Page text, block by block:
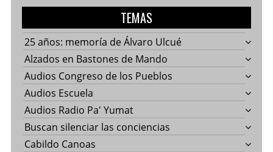
TEMAS
25 años: memoría de Álvaro Ulcué
Alzados en Bastones de Mando
Audios Congreso de los Pueblos
Audios Escuela
Audios Radio Pa' Yumat
Buscan silenciar las conciencias
Cabildo Canoas